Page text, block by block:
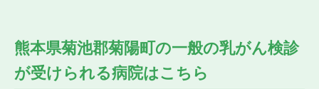
熊本県菊池郡菊陽町の一般の乳がん検診
が受けられる病院はこちら